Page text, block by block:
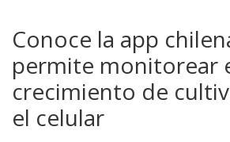
Conoce la app
permite monitorear
crecimiento de
el celular